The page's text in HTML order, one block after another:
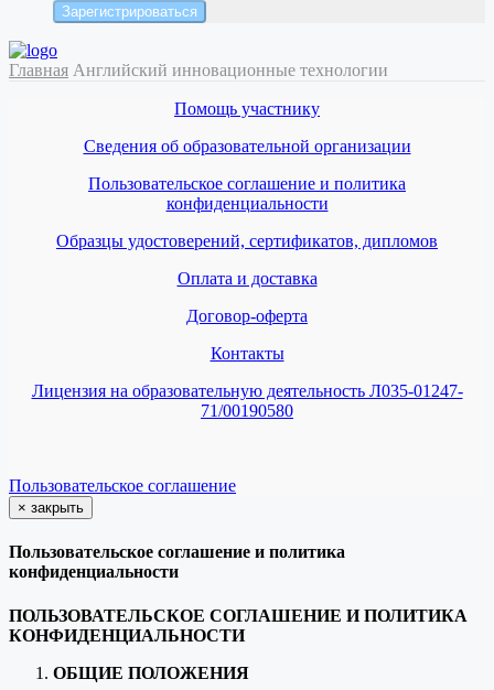
Главная Английский инновационные технологии
Помощь участнику
Сведения об образовательной организации
Пользовательское соглашение и политика
конфиденциальности
Образцы удостоверений, сертификатов, дипломов
Оплата и доставка
Договор-оферта
Контакты
Лицензия на образовательную деятельность Л035-01247-
71/00190580
Пользовательское соглашение
× закрыть
Пользовательское соглашение и политика
конфиденциальности
ПОЛЬЗОВАТЕЛЬСКОЕ СОГЛАШЕНИЕ И ПОЛИТИКА
КОНФИДЕНЦИАЛЬНОСТИ
ОБЩИЕ ПОЛОЖЕНИЯ